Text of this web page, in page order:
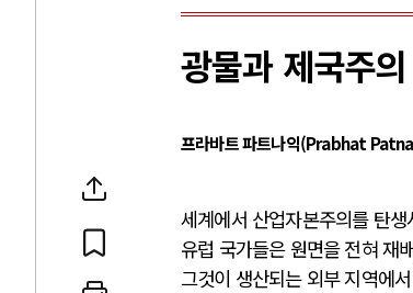
광물과 제국주의
프라바트 파트나익(Prabhat
세계에서 산업자본주의를 탄
유럽 국가들은 원면을 전혀 재
그것이 생산되는 외부 지역에